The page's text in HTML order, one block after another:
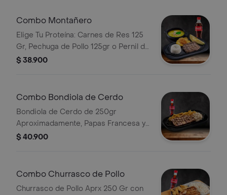
Combo Montañero
Elige Tu Proteína: Carnes de Res 125
Gr, Pechuga de Pollo 125gr o Pernil de
Cerdo 125gr Acompañada de Patacón
$ 38.900
Combo Bondiola de Cerdo
Bondiola de Cerdo de 250gr
Aproximadamente, Papas Francesa y
Porción de Arroz con Fideos y Bebida
$ 40.900
Combo Churrasco de Pollo
Churrasco de Pollo Aprx 250 Gr con